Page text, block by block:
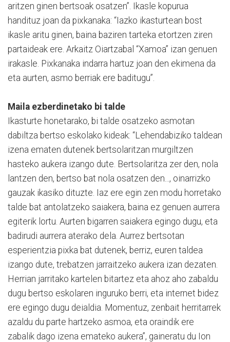
aritzen ginen bertsoak osatzen”. Ikasle kopurua
handituz joan da pixkanaka: “Iazko ikasturtean bost
ikasle aritu ginen, baina baziren tarteka etortzen ziren
partaideak ere. Arkaitz Oiartzabal “Xamoa” izan genuen
irakasle. Pixkanaka indarra hartuz joan den ekimena da
eta aurten, asmo berriak ere baditugu”.
Maila ezberdinetako bi talde
Ikasturte honetarako, bi talde osatzeko asmotan
dabiltza bertso eskolako kideak: “Lehendabiziko taldean
izena ematen dutenek bertsolaritzan murgiltzen
hasteko aukera izango dute. Bertsolaritza zer den, nola
lantzen den, bertso bat nola osatzen den..., oinarrizko
gauzak ikasiko dituzte. Iaz ere egin zen modu horretako
talde bat antolatzeko saiakera, baina ez genuen aurrera
egiterik lortu. Aurten bigarren saiakera egingo dugu, eta
badirudi aurrera aterako dela. Aurrez bertsotan
esperientzia pixka bat dutenek, berriz, euren taldea
izango dute, trebatzen jarraitzeko aukera izan dezaten.
Herrian jarritako kartelen bitartez eta ahoz aho zabaldu
dugu bertso eskolaren inguruko berri, eta internet bidez
ere egingo dugu deialdia. Momentuz, zenbait herritarrek
azaldu du parte hartzeko asmoa, eta oraindik ere
zabalik dago izena emateko aukera”, gaineratu du Ion